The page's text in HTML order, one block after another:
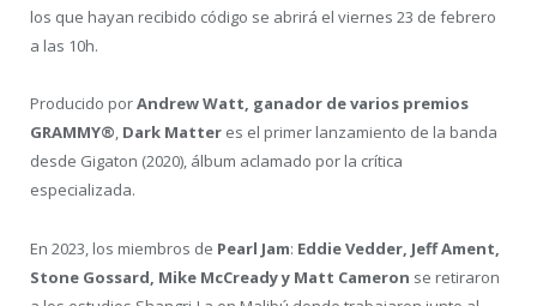
los que hayan recibido código se abrirá el viernes 23 de febrero
a las 10h.
Producido porAndrew Watt, ganador de varios premios
GRAMMY®, Dark Matter es el primer lanzamiento de la banda
desde Gigaton (2020), álbum aclamado por la crítica
especializada.
En 2023, los miembros de Pearl Jam: Eddie Vedder, Jeff Ament,
Stone Gossard, Mike McCready y Matt Cameron se retiraron